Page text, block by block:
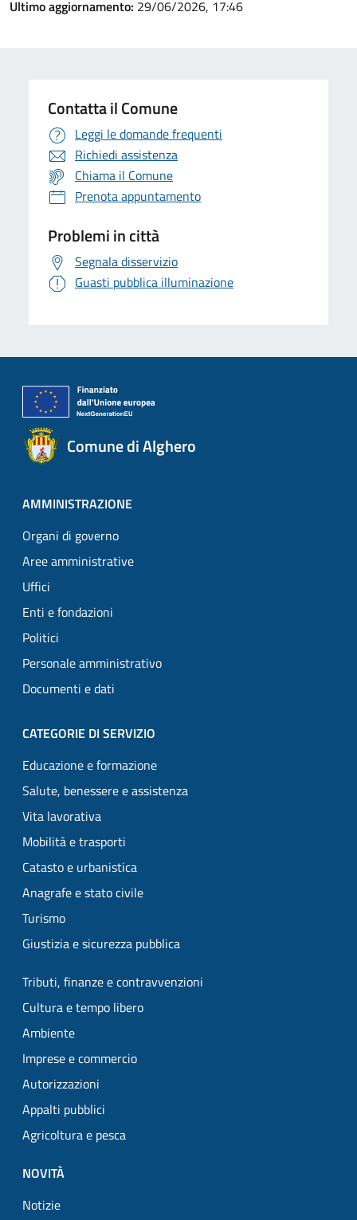
Ultimo aggiornamento: 29/06/2026, 17:46
Contatta il Comune
Leggi le domande frequenti
Richiedi assistenza
Chiama il Comune
Prenota appuntamento
Problemi in città
Segnala disservizio
Guasti pubblica illuminazione
Comune di Alghero
AMMINISTRAZIONE
Organi di governo
Aree amministrative
Uffici
Enti e fondazioni
Politici
Personale amministrativo
Documenti e dati
CATEGORIE DI SERVIZIO
Educazione e formazione
Salute, benessere e assistenza
Vita lavorativa
Mobilità e trasporti
Catasto e urbanistica
Anagrafe e stato civile
Turismo
Giustizia e sicurezza pubblica
Tributi, finanze e contravvenzioni
Cultura e tempo libero
Ambiente
Imprese e commercio
Autorizzazioni
Appalti pubblici
Agricoltura e pesca
NOVITÀ
Notizie